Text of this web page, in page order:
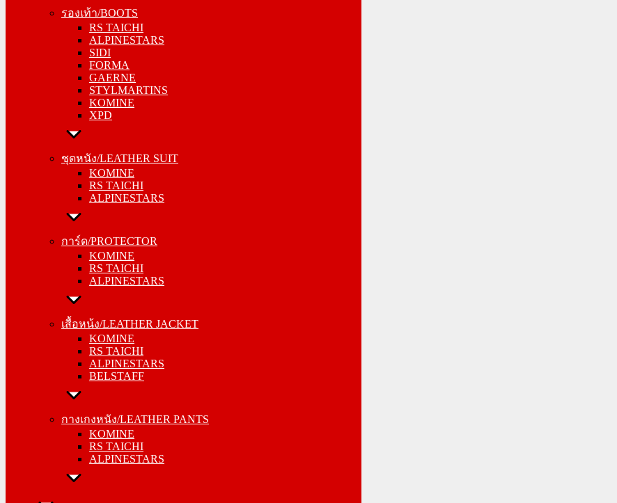
รองเท้า/BOOTS
RS TAICHI
ALPINESTARS
SIDI
FORMA
GAERNE
STYLMARTINS
KOMINE
XPD
ชุดหนัง/LEATHER SUIT
KOMINE
RS TAICHI
ALPINESTARS
การ์ด/PROTECTOR
KOMINE
RS TAICHI
ALPINESTARS
เสื้อหน้ง/LEATHER JACKET
KOMINE
RS TAICHI
ALPINESTARS
BELSTAFF
กางเกงหนัง/LEATHER PANTS
KOMINE
RS TAICHI
ALPINESTARS
RS TAICHI
ALPINESTARS
SIDI
FORMA
GAERNE
STYLMARTINS
KOMINE
XPD
KOMINE
RS TAICHI
ALPINESTARS
KOMINE
RS TAICHI
ALPINESTARS
KOMINE
RS TAICHI
ALPINESTARS
BELSTAFF
KOMINE
RS TAICHI
ALPINESTARS